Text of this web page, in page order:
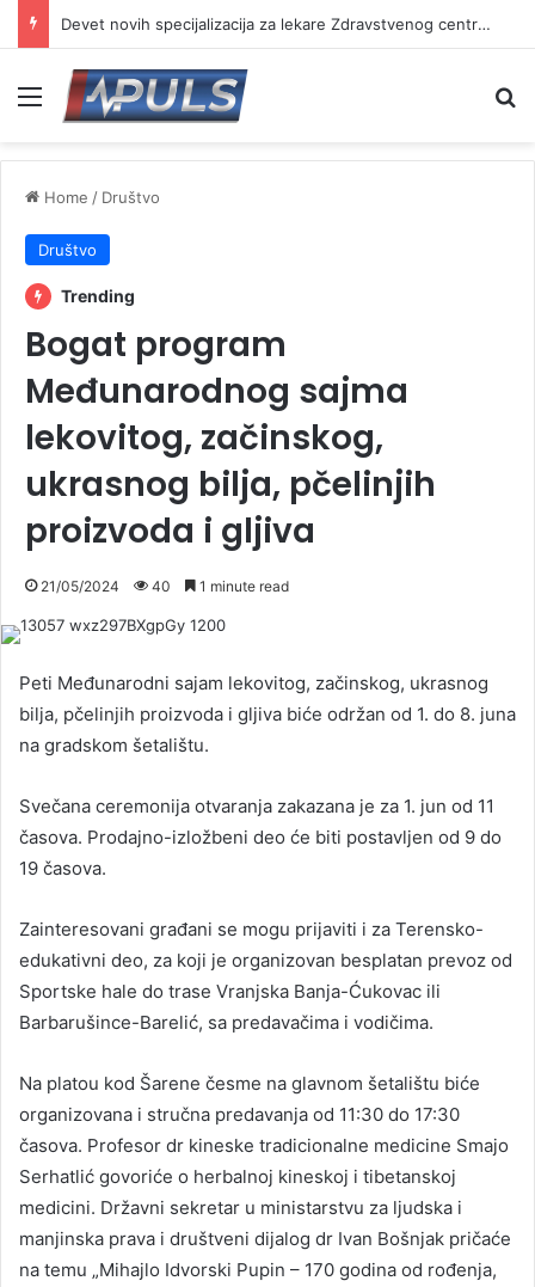
Devet novih specijalizacija za lekare Zdravstvenog centra Vranje
Menu
Home / Društvo
Društvo
Trending
Bogat program
Međunarodnog sajma
lekovitog, začinskog,
ukrasnog bilja, pčelinjih
proizvoda i gljiva
21/05/2024 40 1 minute read
Peti Međunarodni sajam lekovitog, začinskog, ukrasnog
bilja, pčelinjih proizvoda i gljiva biće održan od 1. do 8. juna
na gradskom šetalištu.
Svečana ceremonija otvaranja zakazana je za 1. jun od 11
časova. Prodajno-izložbeni deo će biti postavljen od 9 do
19 časova.
Zainteresovani građani se mogu prijaviti i za Terensko-
edukativni deo, za koji je organizovan besplatan prevoz od
Sportske hale do trase Vranjska Banja-Ćukovac ili
Barbarušince-Barelić, sa predavačima i vodičima.
Na platou kod Šarene česme na glavnom šetalištu biće
organizovana i stručna predavanja od 11:30 do 17:30
časova. Profesor dr kineske tradicionalne medicine Smajo
Serhatlić govoriće o herbalnoj kineskoj i tibetanskoj
medicini. Državni sekretar u ministarstvu za ljudska i
manjinska prava i društveni dijalog dr Ivan Bošnjak pričaće
na temu „Mihajlo Idvorski Pupin – 170 godina od rođenja,